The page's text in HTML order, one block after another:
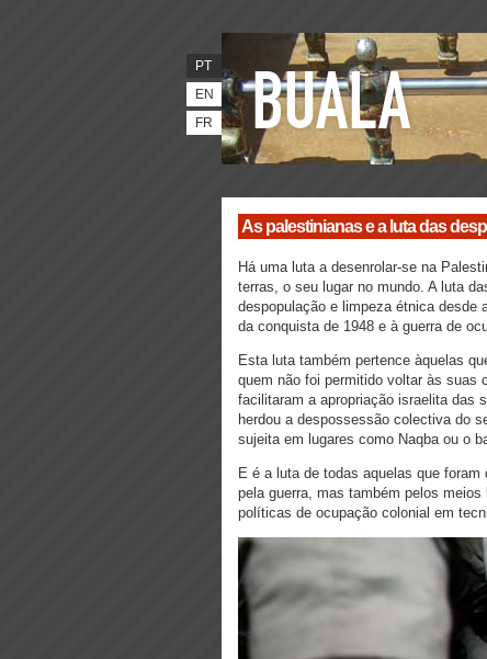
PT
EN
FR
As palestinianas e a luta das
Há uma luta a desenrolar-se na
terras, o seu lugar no mundo. A luta
despopulação e limpeza étnica desde
da conquista de 1948 e à guerra de
Esta luta também pertence àquelas
quem não foi permitido voltar às suas
facilitaram a apropriação israelita das
herdou a despossessão colectiva do
sujeita em lugares como Naqba ou o
E é a luta de todas aquelas que
pela guerra, mas também pelos
políticas de ocupação colonial em